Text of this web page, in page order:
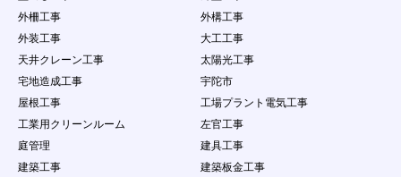
４．会員は、問合せ量が少ないことを理由として事務
局に対して、何らの請求権を有しないこととしま
す。
５．会員は、本条で定める行為において当社に損害を
を請求できる権利を有することを認めます。
第12条 禁止事項
会員の本サービスの利用にあたって、当社は以下の
行為を禁止します。会員がこれらの禁止行為を行っ
外柵工事
外構工事
外装工事
大工工事
天井クレーン工事
太陽光工事
宅地造成工事
宇陀市
屋根工事
工場プラント電気工事
工業用クリーンルーム
左官工事
庭管理
建具工事
建築工事
建築板金工事